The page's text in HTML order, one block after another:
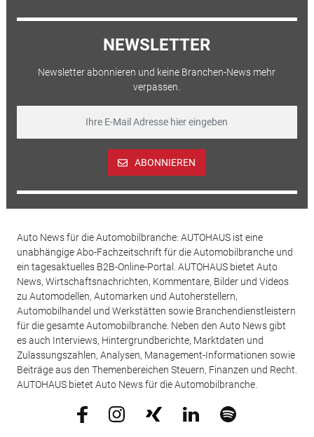
NEWSLETTER
Newsletter abonnieren und keine Branchen-News mehr
verpassen.
ABONNIEREN
Auto News für die Automobilbranche: AUTOHAUS ist eine
unabhängige Abo-Fachzeitschrift für die Automobilbranche und
ein tagesaktuelles B2B-Online-Portal. AUTOHAUS bietet Auto
News, Wirtschaftsnachrichten, Kommentare, Bilder und Videos
zu Automodellen, Automarken und Autoherstellern,
Automobilhandel und Werkstätten sowie Branchendienstleistern
für die gesamte Automobilbranche. Neben den Auto News gibt
es auch Interviews, Hintergrundberichte, Marktdaten und
Zulassungszahlen, Analysen, Management-Informationen sowie
Beiträge aus den Themenbereichen Steuern, Finanzen und Recht.
AUTOHAUS bietet Auto News für die Automobilbranche.